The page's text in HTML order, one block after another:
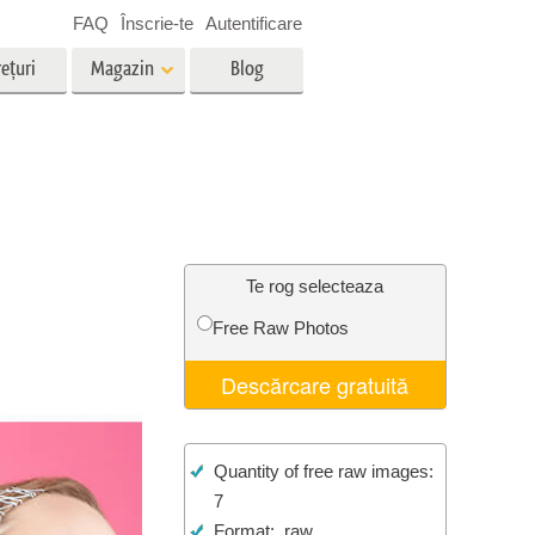
Foto Restaurare Servicii
Magazin Blog
FAQ Înscrie-te Autentificare
Te rog selecteaza
Free Raw Photos
Descărcare gratuită
Quantity of free raw images:
7
Format: .raw